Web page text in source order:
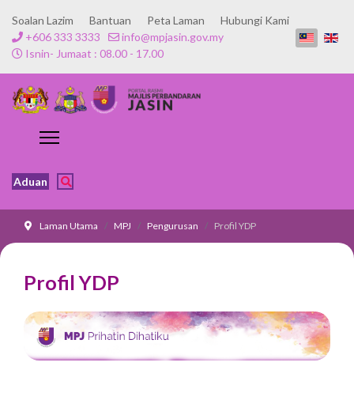
Soalan Lazim Bantuan Peta Laman
Hubungi Kami
+606 333 3333
info@mpjasin.gov.my
Isnin- Jumaat : 08.00 - 17.00
Aduan
Laman Utama MPJ Pengurusan Profil YDP
Profil YDP